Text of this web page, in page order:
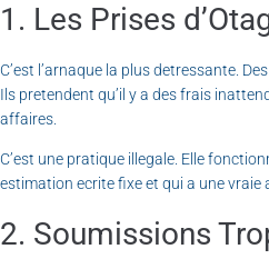
1. Les Prises
C’est l’arnaque la plus detressante.
Ils pretendent qu’il y a des frais
affaires.
C’est une pratique illegale. Elle
estimation ecrite fixe et qui a une vraie
2. Soumissions